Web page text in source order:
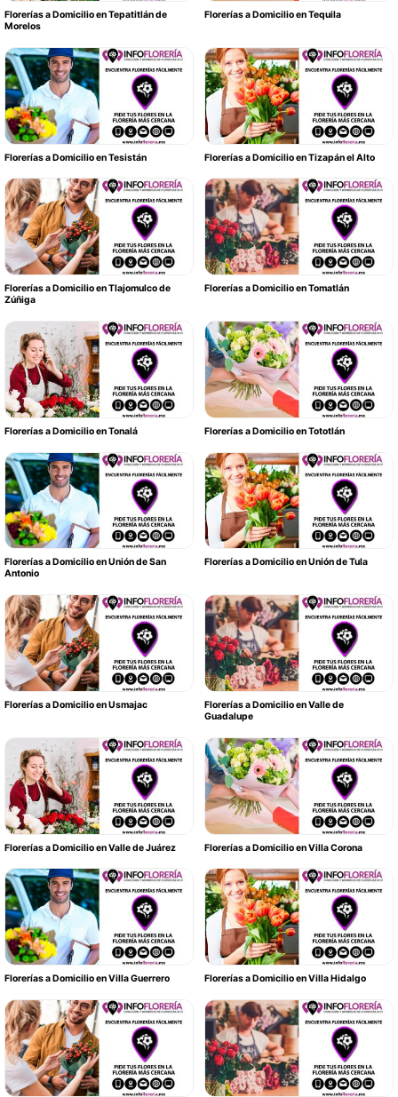
Florerías a Domicilio en Tepatitlán de
Morelos
Florerías a Domicilio en Tequila
Florerías a Domicilio en Tesistán Florerías a Domicilio en Tizapán el Alto
Florerías a Domicilio en Tlajomulco de
Zúñiga
Florerías a Domicilio en Tomatlán
Florerías a Domicilio en Tonalá Florerías a Domicilio en Tototlán
Florerías a Domicilio en Unión de San
Antonio
Florerías a Domicilio en Unión de Tula
Florerías a Domicilio en Usmajac
Florerías a Domicilio en Valle de
Guadalupe
Florerías a Domicilio en Valle de Juárez Florerías a Domicilio en Villa Corona
Florerías a Domicilio en Villa Guerrero Florerías a Domicilio en Villa Hidalgo